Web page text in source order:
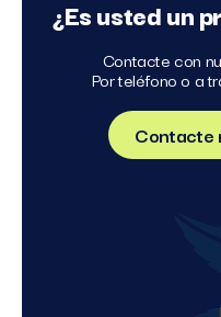
¿Es usted un
Contacte con
Por teléfono o a
Contacte